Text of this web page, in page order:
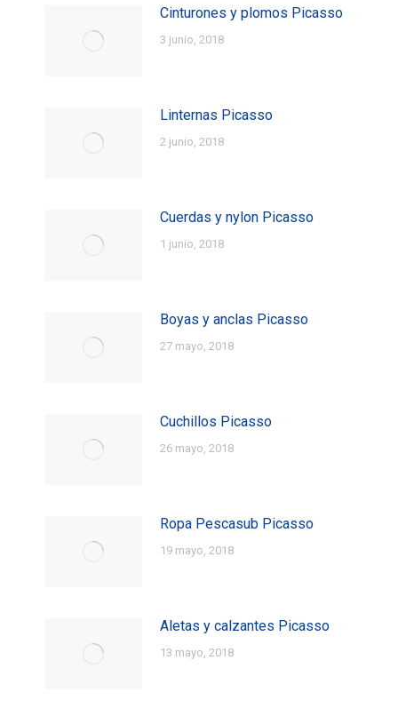
Cinturones y plomos Picasso
3 junio, 2018
Linternas Picasso
2 junio, 2018
Cuerdas y nylon Picasso
1 junio, 2018
Boyas y anclas Picasso
27 mayo, 2018
Cuchillos Picasso
26 mayo, 2018
Ropa Pescasub Picasso
19 mayo, 2018
Aletas y calzantes Picasso
13 mayo, 2018